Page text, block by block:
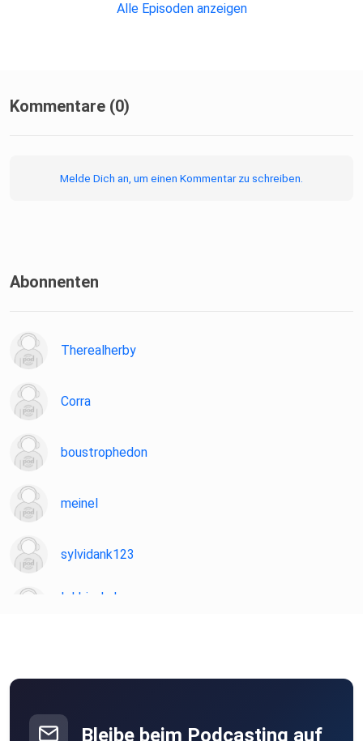
Alle Episoden anzeigen
Kommentare (0)
Melde Dich an, um einen Kommentar zu schreiben.
Abonnenten
Therealherby
Corra
boustrophedon
meinel
sylvidank123
Ichbinshaha
Bleibe beim Podcasting auf